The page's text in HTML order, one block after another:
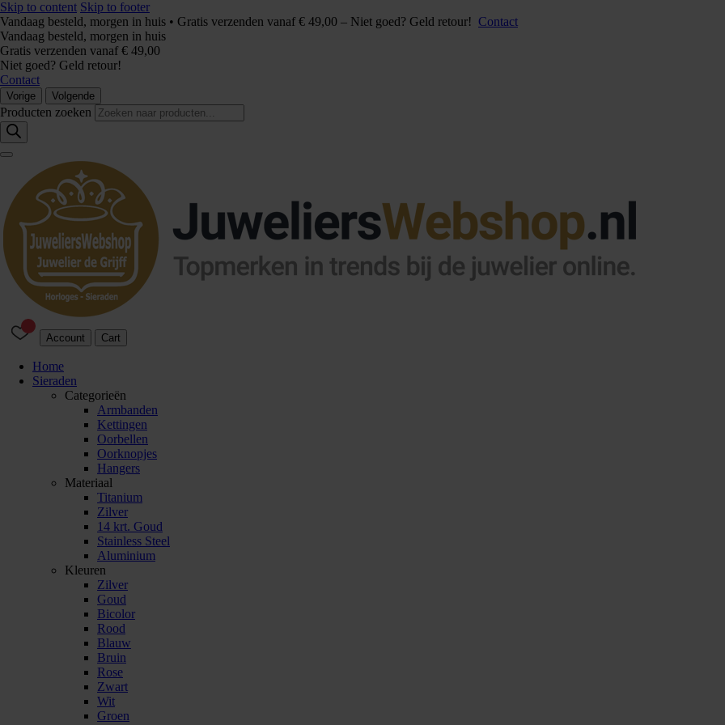
Skip to content Skip to footer
Vandaag besteld, morgen in huis • Gratis verzenden vanaf € 49,00 – Niet goed? Geld retour! Contact
Vandaag besteld, morgen in huis
Gratis verzenden vanaf € 49,00
Niet goed? Geld retour!
Contact
Vorige Volgende
Producten zoeken
Account Cart
Home
Sieraden
Categorieën
Armbanden
Kettingen
Oorbellen
Oorknopjes
Hangers
Materiaal
Titanium
Zilver
14 krt. Goud
Stainless Steel
Aluminium
Kleuren
Zilver
Goud
Bicolor
Rood
Blauw
Bruin
Rose
Zwart
Wit
Groen